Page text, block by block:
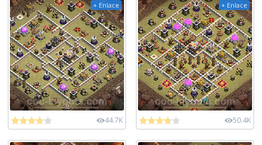
+ Enlace
44.7K
+ Enlace
50.4K